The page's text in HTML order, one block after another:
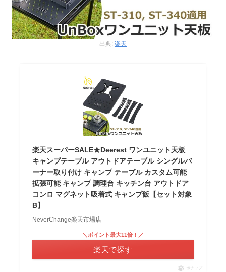
出典: 楽天
楽天スーパーSALE★Deerest ワンユニット天板
キャンプテーブル アウトドアテーブル シングルバ
ーナー取り付け キャンプ テーブル カスタム可能
拡張可能 キャンプ 調理台 キッチン台 アウトドア
コンロ マグネット吸着式 キャンプ飯【セット対象
B】
NeverChange楽天市場店
＼ポイント最大11倍！／
楽天で探す
ポチップ